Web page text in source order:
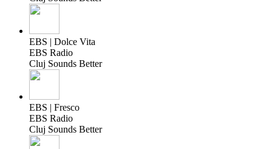
EBS | Dolce Vita
EBS Radio
Cluj Sounds Better
EBS | Fresco
EBS Radio
Cluj Sounds Better